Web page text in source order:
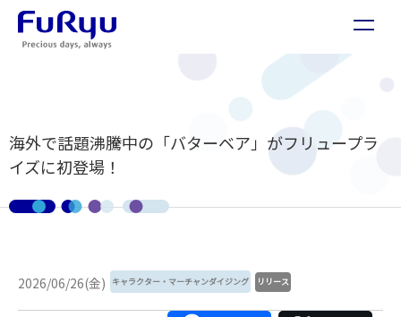
海外で話題沸騰中の「バターベア」がフリュープラ
イズに初登場！
2026/06/26(金) キャラクター・マーチャンダイジング リリース